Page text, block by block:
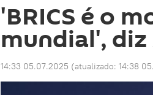
'BRICS é o
mundial',
14:33 05.07.2025 (atualizado: 14:38